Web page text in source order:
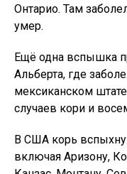
Онтарио. Там
умер.
Ещё одна вспышка
Альберта, где
мексиканском
случаев кори и
В США корь
включая Аризону,